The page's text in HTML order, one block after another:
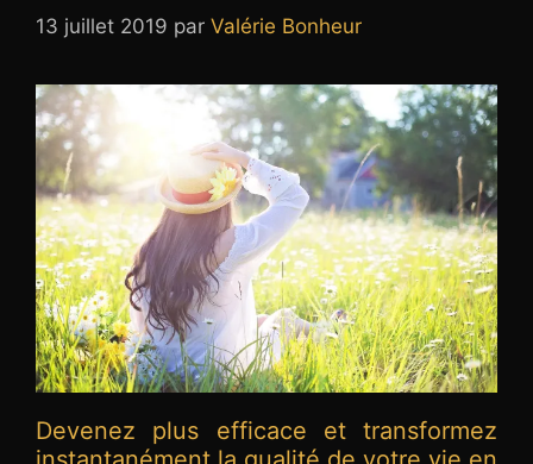
13 juillet 2019 par Valérie Bonheur
Devenez plus efficace et transformez